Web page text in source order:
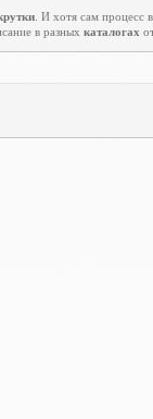
. И хотя сам процесс
в разных каталогах